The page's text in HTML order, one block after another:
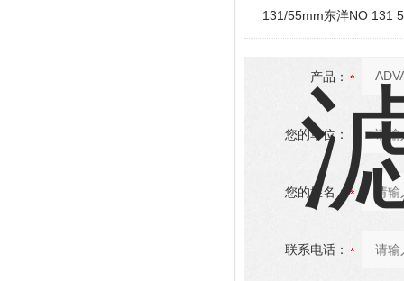
131/55mm东洋NO 131
产品：
您的单位：
您的姓名：
联系电话：